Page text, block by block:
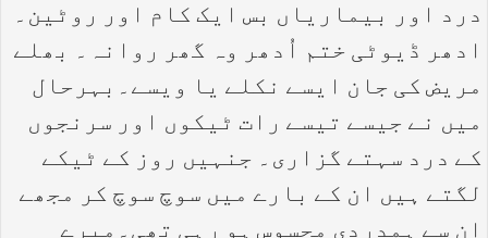
درد اور بیماریاں بس ایک کام اور روٹین۔
ادھر ڈیوٹی ختم اُدھر وہ گھر روانہ۔ بھلے
مریض کی جان ایسے نکلے یا ویسے۔بہرحال
میں نے جیسے تیسے رات ٹیکوں اور سرنجوں
کے درد سہتے گزاری۔ جنہیں روز کے ٹیکے
لگتے ہیں ان کے بارے میں سوچ سوچ کر مجھے